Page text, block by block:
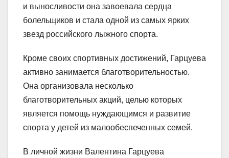
и выносливости она завоевала сердца
болельщиков и стала одной из самых ярких
звезд российского лыжного спорта.
Кроме своих спортивных достижений, Гарцуева
активно занимается благотворительностью.
Она организовала несколько
благотворительных акций, целью которых
является помощь нуждающимся и развитие
спорта у детей из малообеспеченных семей.
В личной жизни Валентина Гарцуева